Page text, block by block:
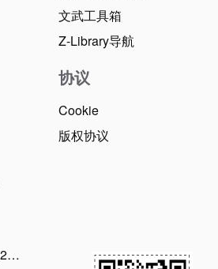
文武工具箱
Z-Library导航
协议
Cookie
版权协议
2026年国内外常用的28款BT磁力下载工具推荐：老司机必备！